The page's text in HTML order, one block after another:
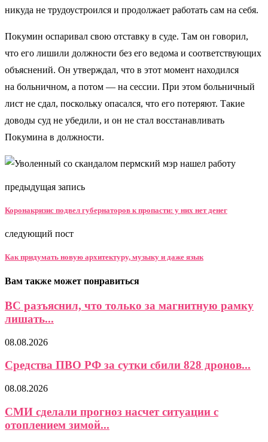
никуда не трудоустроился и продолжает работать сам на себя.
Покумин оспаривал свою отставку в суде. Там он говорил,
что его лишили должности без его ведома и соответствующих
объяснений. Он утверждал, что в этот момент находился
на больничном, а потом — на сессии. При этом больничный
лист не сдал, поскольку опасался, что его потеряют. Такие
доводы суд не убедили, и он не стал восстанавливать
Покумина в должности.
предыдущая запись
Коронакризис подвел губернаторов к пропасти: у них нет денег
следующий пост
Как придумать новую архитектуру, музыку и даже язык
Вам также может понравиться
ВС разъяснил, что только за магнитную рамку
лишать...
08.08.2026
Средства ПВО РФ за сутки сбили 828 дронов...
08.08.2026
СМИ сделали прогноз насчет ситуации с
отоплением зимой...